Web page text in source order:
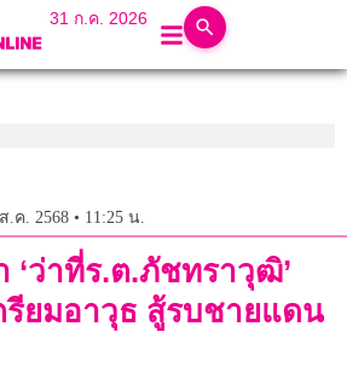
31 ก.ค. 2026
.ค. 2568 • 11:25 น.
‘ว่าที่ร.ต.ภัชทราวุฒิ’
ยมอาวุธ สู้รบชายแดน